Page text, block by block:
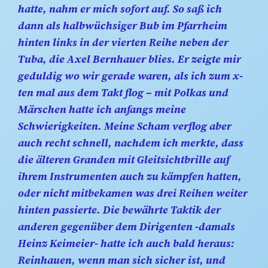
hatte, nahm er mich sofort auf. So saß ich
dann als halbwüchsiger Bub im Pfarrheim
hinten links in der vierten Reihe neben der
Tuba, die Axel Bernhauer blies. Er zeigte mir
geduldig wo wir gerade waren, als ich zum x-
ten mal aus dem Takt flog – mit Polkas und
Märschen hatte ich anfangs meine
Schwierigkeiten. Meine Scham verflog aber
auch recht schnell, nachdem ich merkte, dass
die älteren Granden mit Gleitsichtbrille auf
ihrem Instrumenten auch zu kämpfen hatten,
oder nicht mitbekamen was drei Reihen weiter
hinten passierte. Die bewährte Taktik der
anderen gegenüber dem Dirigenten -damals
Heinz Keimeier- hatte ich auch bald heraus:
Reinhauen, wenn man sich sicher ist, und